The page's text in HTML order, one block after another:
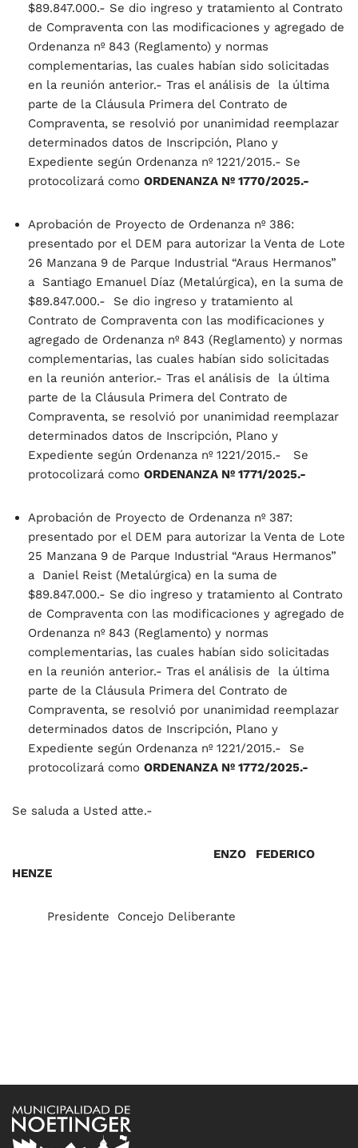
$89.847.000.- Se dio ingreso y tratamiento al Contrato
de Compraventa con las modificaciones y agregado de
Ordenanza nº 843 (Reglamento) y normas
complementarias, las cuales habían sido solicitadas
en la reunión anterior.- Tras el análisis de la última
parte de la Cláusula Primera del Contrato de
Compraventa, se resolvió por unanimidad reemplazar
determinados datos de Inscripción, Plano y
Expediente según Ordenanza nº 1221/2015.- Se
protocolizará como ORDENANZA Nº 1770/2025.-
Aprobación de Proyecto de Ordenanza nº 386:
presentado por el DEM para autorizar la Venta de Lote
26 Manzana 9 de Parque Industrial “Araus Hermanos”
a Santiago Emanuel Díaz (Metalúrgica), en la suma de
$89.847.000.- Se dio ingreso y tratamiento al
Contrato de Compraventa con las modificaciones y
agregado de Ordenanza nº 843 (Reglamento) y normas
complementarias, las cuales habían sido solicitadas
en la reunión anterior.- Tras el análisis de la última
parte de la Cláusula Primera del Contrato de
Compraventa, se resolvió por unanimidad reemplazar
determinados datos de Inscripción, Plano y
Expediente según Ordenanza nº 1221/2015.- Se
protocolizará como ORDENANZA Nº 1771/2025.-
Aprobación de Proyecto de Ordenanza nº 387:
presentado por el DEM para autorizar la Venta de Lote
25 Manzana 9 de Parque Industrial “Araus Hermanos”
a Daniel Reist (Metalúrgica) en la suma de
$89.847.000.- Se dio ingreso y tratamiento al Contrato
de Compraventa con las modificaciones y agregado de
Ordenanza nº 843 (Reglamento) y normas
complementarias, las cuales habían sido solicitadas
en la reunión anterior.- Tras el análisis de la última
parte de la Cláusula Primera del Contrato de
Compraventa, se resolvió por unanimidad reemplazar
determinados datos de Inscripción, Plano y
Expediente según Ordenanza nº 1221/2015.- Se
protocolizará como ORDENANZA Nº 1772/2025.-
Se saluda a Usted atte.-
ENZO FEDERICO
HENZE
Presidente Concejo Deliberante